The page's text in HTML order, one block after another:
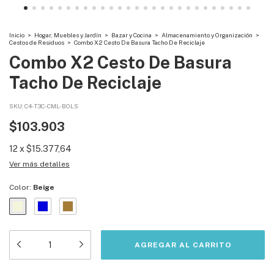
Inicio > Hogar, Muebles y Jardín > Bazar y Cocina > Almacenamiento y Organización >
Cestos de Residuos > Combo X2 Cesto De Basura Tacho De Reciclaje
Combo X2 Cesto De Basura
Tacho De Reciclaje
SKU: C4-T3C-CML-BOLS
$103.903
12 x $15.377,64
Ver más detalles
Color: Beige